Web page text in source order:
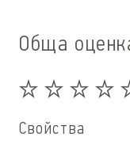
Обща
Свойства